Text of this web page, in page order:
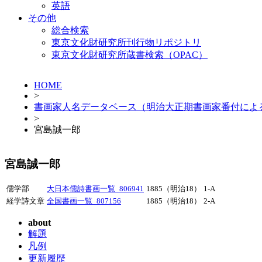
英語
その他
総合検索
東京文化財研究所刊行物リポジトリ
東京文化財研究所蔵書検索（OPAC）
HOME
>
書画家人名データベース（明治大正期書画家番付によ
>
宮島誠一郎
宮島誠一郎
儒学部 大日本儒詩書画一覧_806941 1885（明治18）
1-A
経学詩文章 全国書画一覧_807156 1885（明治18） 2-A
about
解題
凡例
更新履歴